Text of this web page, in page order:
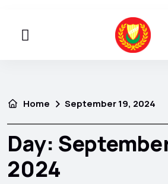
Home September 19, 2024
Day:
2024